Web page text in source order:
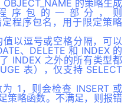
的策略生成
序包的一部分，则
定程序包名，用于限定策略
值以逗号或空格分隔，可以
、DELETE 和 INDEX 的
INDEX 之外的所有类型都
表），仅支持 SELECT
为 1，则会检查 INSERT 或
策略函数。不满足，则报错